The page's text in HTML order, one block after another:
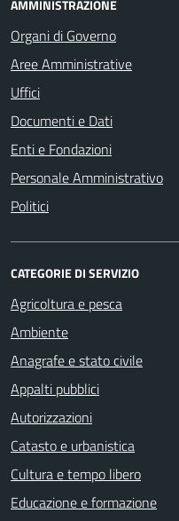
AMMINISTRAZIONE
Organi di Governo
Aree Amministrative
Uffici
Documenti e Dati
Enti e Fondazioni
Personale Amministrativo
Politici
CATEGORIE DI SERVIZIO
Agricoltura e pesca
Ambiente
Anagrafe e stato civile
Appalti pubblici
Autorizzazioni
Catasto e urbanistica
Cultura e tempo libero
Educazione e formazione